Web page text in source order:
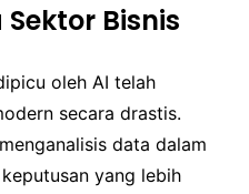
Bisnis
oleh AI telah
secara drastis.
data dalam
yang lebih